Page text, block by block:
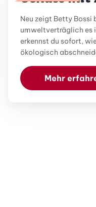
Neu zeigt Betty Bossi
umweltverträglich es
erkennst du sofort,
ökologisch
Mehr